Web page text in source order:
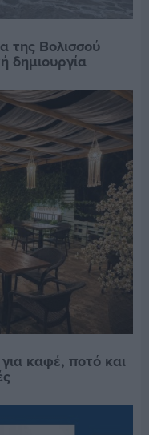
της Βολισσού
δημιουργία
καφέ, ποτό και